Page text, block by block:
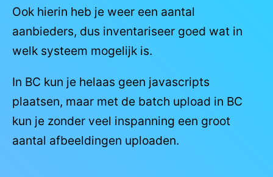
Ook hierin heb je weer een aantal
aanbieders, dus inventariseer goed wat in
welk systeem mogelijk is.
In BC kun je helaas geen javascripts
plaatsen, maar met de batch upload in BC
kun je zonder veel inspanning een groot
aantal afbeeldingen uploaden.